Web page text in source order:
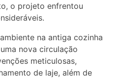
o projeto enfrentou
na antiga cozinha
nova circulação
meticulosas,
de laje, além de